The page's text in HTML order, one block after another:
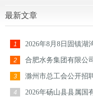
最新文章
1 2026年8月8日固镇湖
2 合肥水务集团有限公
3 滁州市总工会公开招
4 2026年砀山县县属国